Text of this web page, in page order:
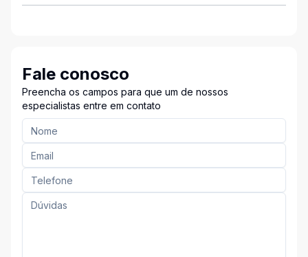
Fale conosco
Preencha os campos para que um de nossos
especialistas entre em contato